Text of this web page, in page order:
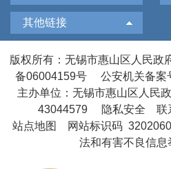
其他链接
版权所有：无锡市惠山区人民政
备06004159号
公安机关备案
主办单位：无锡市惠山区人民
43044579
隐私安全
联
站点地图
网站标识码
法和有害不良信息